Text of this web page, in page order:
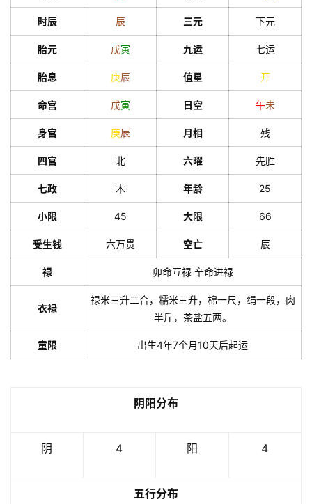
时辰 辰 三元 下元
胎元 戊寅 九运 七运
胎息 庚辰 值星 开
命宫 戊寅 日空 午未
身宫 庚辰 月相 残
四宫 北 六曜 先胜
七政 木 年龄 25
小限 45 大限 66
受生钱 六万贯 空亡 辰
禄 卯命互禄 辛命进禄
衣禄
禄米三升二合，糯米三升，棉一尺，绢一段，肉
半斤，茶盐五两。
童限 出生4年7个月10天后起运
阴阳分布
阴 4 阳 4
五行分布